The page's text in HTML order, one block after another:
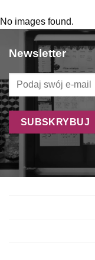
No images found.
Newsletter